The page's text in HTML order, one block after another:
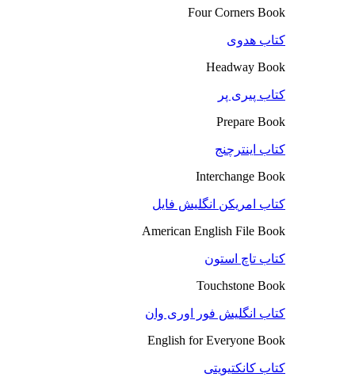
Four Corners Book
کتاب هدوی
Headway Book
کتاب پیری پر
Prepare Book
کتاب اینترچنج
Interchange Book
کتاب امریکن انگلیش فایل
American English File Book
کتاب تاچ استون
Touchstone Book
کتاب انگلیش فور اوری وان
English for Everyone Book
کتاب کانکتیویتی